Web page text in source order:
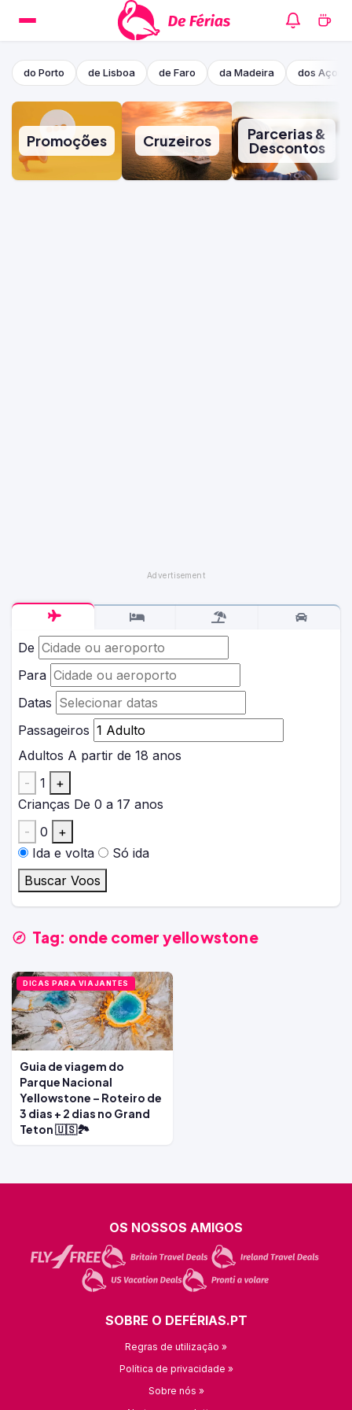
do Porto de Lisboa de Faro da Madeira dos
Promoções Cruzeiros Parcerias &
Descontos
De
Para
Datas
Passageiros
Adultos A partir de 18 anos
-
1
+
Crianças De 0 a 17 anos
-
0
+
Ida e volta
Só ida
Buscar Voos
Tag: onde comer yellowstone
DICAS PARA VIAJANTES
Guia de viagem do
Parque Nacional
Yellowstone – Roteiro de
3 dias + 2 dias no Grand
Teton 🇺🇸🏞️
OS NOSSOS AMIGOS
SOBRE O DEFÉRIAS.PT
Regras de utilização »
Política de privacidade »
Sobre nós »